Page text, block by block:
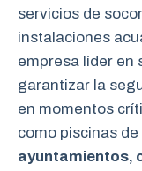
servicios de
instalaciones
empresa líder en
garantizar la
en momentos
como piscinas de
ayuntamientos,